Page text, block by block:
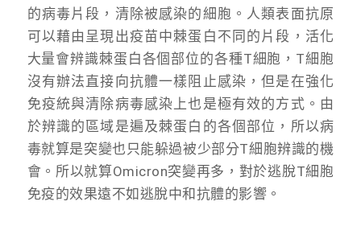
的病毒片段，清除被感染的細胞。人類表面抗原
可以藉由呈現出疫苗中棘蛋白不同的片段，活化
大量會辨識棘蛋白各個部位的各種T細胞，T細胞
沒有辦法直接向抗體一樣阻止感染，但是在強化
免疫統與清除病毒感染上也是極有效的方式。由
於辨識的區域是遍及棘蛋白的各個部位，所以病
毒就算是突變也只能躲過被少部分T細胞辨識的機
會。所以就算Omicron突變再多，對於逃脫T細胞
免疫的效果遠不如逃脫中和抗體的影響。